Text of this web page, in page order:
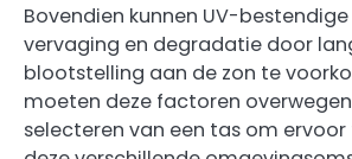
Bovendien kunnen UV-
vervaging en degradatie door
blootstelling aan de zon te
moeten deze factoren
selecteren van een tas om